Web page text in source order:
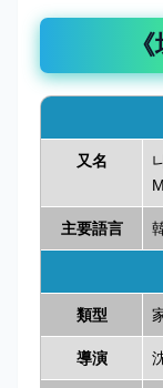
又名
主要語言
類型
導演